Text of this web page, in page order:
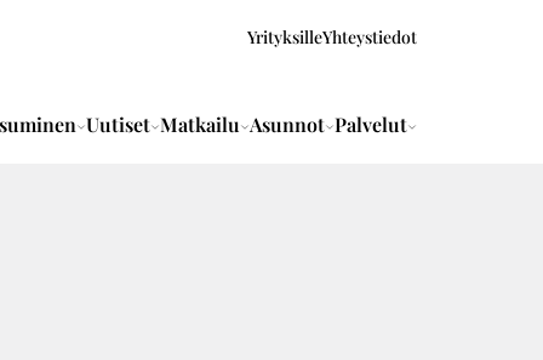
YrityksilleYhteystiedot
Uutiset Matkailu Asunnot Palvelut